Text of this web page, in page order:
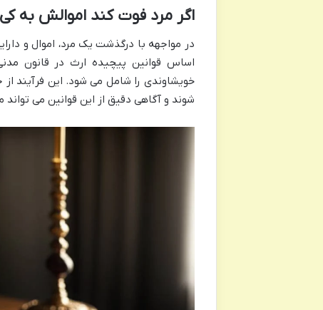
اگر مرد فوت کند اموالش به
در مواجهه با درگذشت یک مرد، اموال و
اساس قوانین پیچیده ارث در قانون
خویشاوندی را شامل می شود. این فرآیند
شوند و آگاهی دقیق از این قوانین می تواند